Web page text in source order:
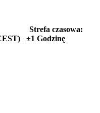
Strefa czasowa:
±1 Godzinę